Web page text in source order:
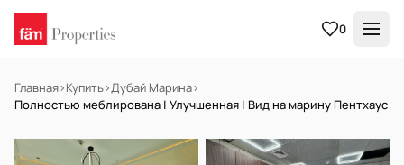
0
Главная›Купить›Дубай Марина›
Полностью меблирована | Улучшенная | Вид на марину Пентхаус
В АРЕНДУ Готов к заселению